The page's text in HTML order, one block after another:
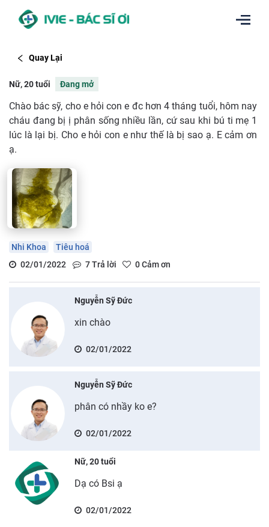
Quay Lại
Nữ, 20 tuổi Đang mở
Chào bác sỹ, cho e hỏi con e đc hơn 4 tháng tuổi, hôm nay
cháu đang bị ị phân sống nhiều lần, cứ sau khi bú ti mẹ 1
lúc là lại bị. Cho e hỏi con e như thế là bị sao ạ. E cảm ơn
ạ.
Nhi Khoa
Tiêu hoá
02/01/2022
7Trả lời 0Cảm ơn
Nguyễn Sỹ Đức
xin chào
02/01/2022
Nguyễn Sỹ Đức
phân có nhầy ko e?
02/01/2022
Nữ, 20 tuổi
Dạ có Bsi ạ
02/01/2022